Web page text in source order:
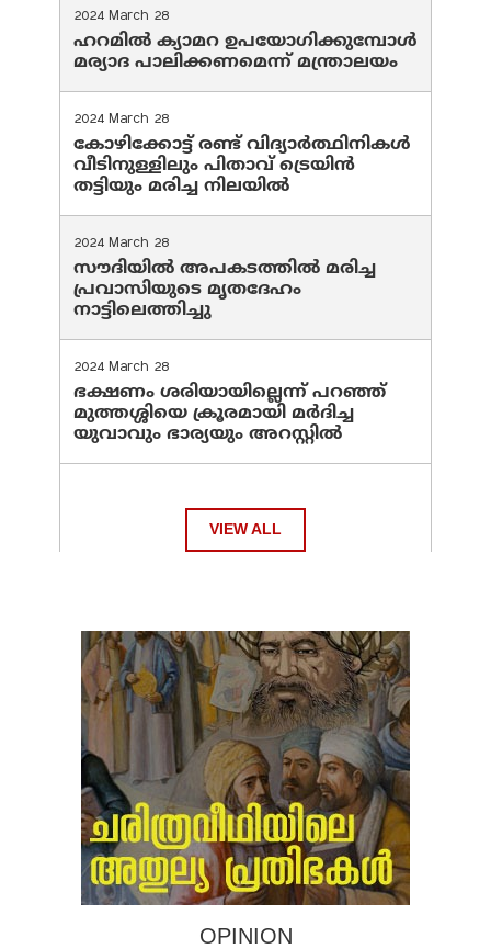
2024 March 28
ഹറമില്‍ ക്യാമറ ഉപയോഗിക്കുമ്പോള്‍
മര്യാദ പാലിക്കണമെന്ന് മന്ത്രാലയം
2024 March 28
കോഴിക്കോട്ട് രണ്ട് വിദ്യാർത്ഥിനികൾ
വീടിനുള്ളിലും പിതാവ് ട്രെയിൻ
തട്ടിയും മരിച്ച നിലയിൽ
2024 March 28
സൗദിയില്‍ അപകടത്തില്‍ മരിച്ച
പ്രവാസിയുടെ മൃതദേഹം
നാട്ടിലെത്തിച്ചു
2024 March 28
ഭക്ഷണം ശരിയായില്ലെന്ന് പറഞ്ഞ്
മുത്തശ്ശിയെ ക്രൂരമായി മര്‍ദിച്ച
യുവാവും ഭാര്യയും അറസ്റ്റില്‍
VIEW ALL
OPINION